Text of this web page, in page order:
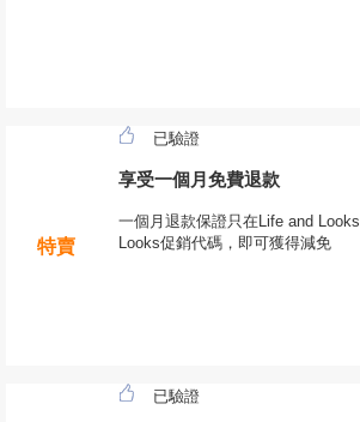
特賣
已驗證
享受一個月免費退款
一個月退款保證只在Life and
Looks促銷代碼，即可獲得減免
已驗證